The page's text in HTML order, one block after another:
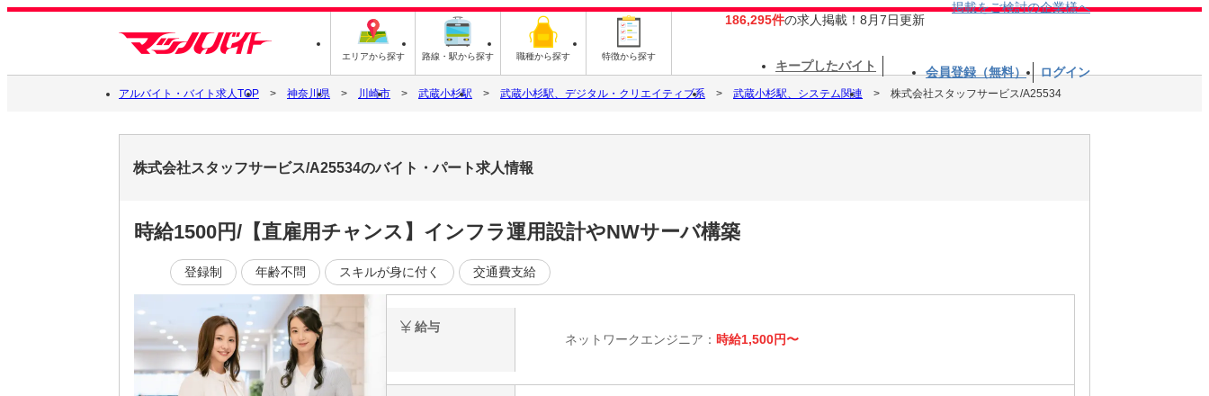
エリアから探す 路線・駅から探す 職種から探す 特徴から探す
186,295件の求人掲載！8月7日更新
掲載をご検討の企業様へ
キープしたバイト 会員登録（無料） ログイン
アルバイト・バイト求人TOP 神奈川県 川崎市 武蔵小杉駅 武蔵小杉駅、デジタル・クリエイティブ系 武蔵小杉駅、システム関連 株式会社スタッフサービス/A25534
株式会社スタッフサービス/A25534のバイト・パート求人情報
時給1500円/【直雇用チャンス】インフラ運用設計やNWサーバ構築
登録制 年齢不問 スキルが身に付く 交通費支給
給与
ネットワークエンジニア： 時給1,500円〜